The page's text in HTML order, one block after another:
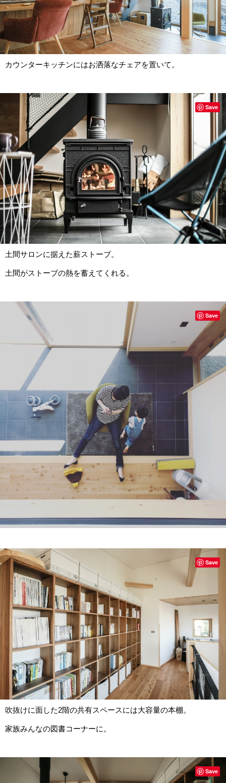
カウンターキッチンにはお洒落なチェアを置いて。
土間サロンに据えた薪ストーブ。
土間がストーブの熱を蓄えてくれる。
Save
Save
吹抜けに面した2階の共有スペースには大容量の本棚。
家族みんなの図書コーナーに。
Save
Save